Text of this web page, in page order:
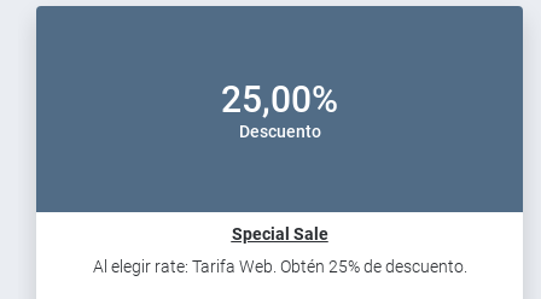
25,00%
Descuento
Special Sale
Al elegir rate: Tarifa Web. Obtén 25% de descuento.